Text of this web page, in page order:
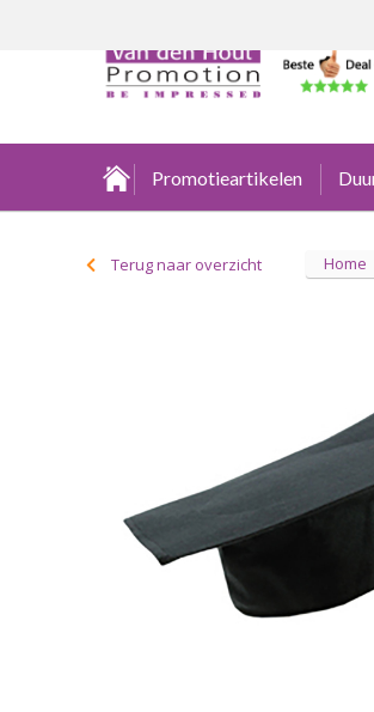
Promotieartikelen
Terug naar overzicht Home